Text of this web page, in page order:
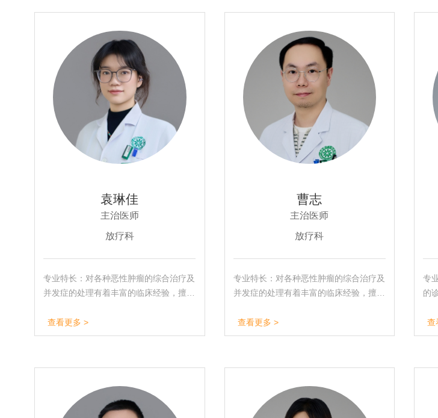
袁琳佳
主治医师
放疗科
专业特长：对各种恶性肿瘤的综合治疗及
并发症的处理有着丰富的临床经验，擅长
癌、食管癌等恶性肿瘤的综合性治疗和各
种晚期肿瘤的舒缓治疗。
查看更多 >
曹志
主治医师
放疗科
专业特长：对各种恶性肿瘤的综合治疗及
并发症的处理有着丰富的临床经验，擅长
癌、食管癌等恶性肿瘤的综合性治疗和各
种晚期肿瘤的舒缓治疗。
查看更多 >
专
的
治
病
查